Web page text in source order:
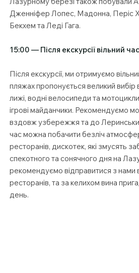
Дженніфер Лопес, Мадонна, Періс
Бекхем та Леді Гага.
15:00 — Після екскурсії вільний
Після екскурсії, ми отримуємо
пляжах пропонується великий вибір
лижі, водні велосипеди та
ігрові майданчики. Рекомендуємо
вздовж узбережжя та до Леринських
час можна побачити безліч
ресторанів, дискотек, які змусять
спекотного та сонячного дня на
рекомендуємо відправитися з нами
ресторанів, та за келихом вина
день.